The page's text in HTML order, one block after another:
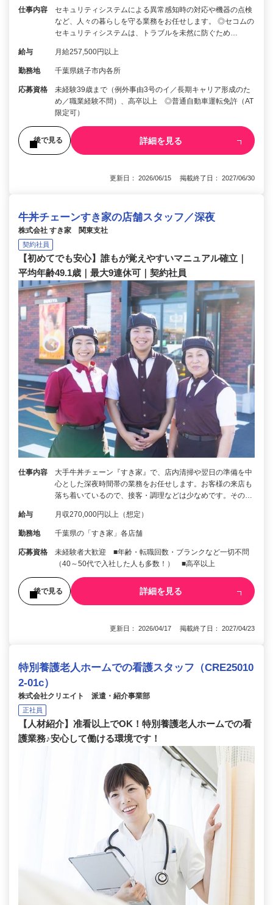
仕事内容
セキュリティシステムによる異常感知時の対応や機器の点検
など、人々の暮らしを守る業務をお任せします。 ◎セコムの
セキュリティシステムは、トラブルを未然に防ぐため…
給与 月給257,500円以上
勤務地 千葉県銚子市内各所
応募資格
未経験39歳まで（例外事由3号のイ／長期キャリア形成のた
め／職業経験不問）、高卒以上 ◎普通自動車運転免許（AT
限定可）
後で見る 詳細を見る
更新日： 2026/06/15 掲載終了日： 2027/06/30
牛丼チェーンすき家の店舗スタッフ／深夜
株式会社 すき家 関東支社
契約社員
【初めてでも安心】誰もが覚えやすいマニュアル確立｜
平均年齢49.1歳｜最大9連休可｜契約社員
仕事内容
大手牛丼チェーン『すき家』で、店内清掃や翌日の準備を中
心とした深夜時間帯の業務をお任せします。お客様の来店も
落ち着いているので、接客・調理などは少なめです。その…
給与 月収270,000円以上（想定）
勤務地 千葉県の「すき家」各店舗
応募資格
未経験者大歓迎 ■年齢・転職回数・ブランクなど一切不問
（40～50代で入社した人も多数！） ■高卒以上
後で見る 詳細を見る
更新日： 2026/04/17 掲載終了日： 2027/04/23
特別養護老人ホームでの看護スタッフ（CRE25010
2-01c）
株式会社クリエイト 派遣・紹介事業部
正社員
【人材紹介】准看以上でOK！特別養護老人ホームでの看
護業務♪安心して働ける環境です！